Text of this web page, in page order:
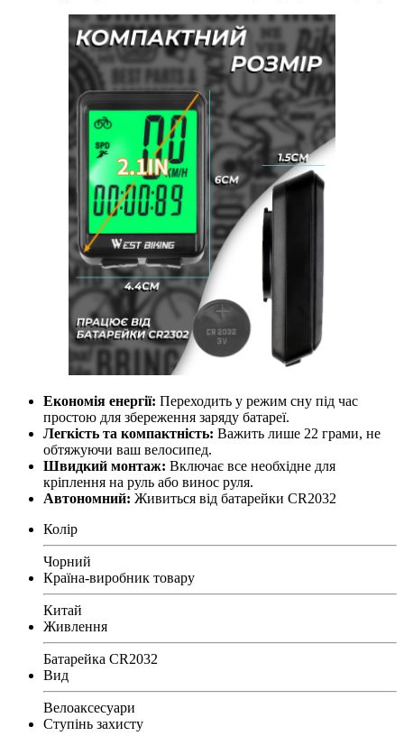
Економія енергії: Переходить у режим сну під час
простою для збереження заряду батареї.
Легкість та компактність: Важить лише 22 грами, не
обтяжуючи ваш велосипед.
Швидкий монтаж: Включає все необхідне для
кріплення на руль або винос руля.
Автономний: Живиться від батарейки CR2032
Колір
Чорний
Країна-виробник товару
Китай
Живлення
Батарейка CR2032
Вид
Велоаксесуари
Ступінь захисту